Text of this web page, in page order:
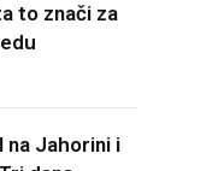
to znači za
na Jahorini i